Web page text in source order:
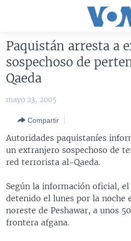
accesibilidad
contenido
Salte
principal
Salte
AMÉRICA DEL NORTE
EEUU
ELECCIONES EEUU 2024
VOA VERIFICA INMIGRACIÓN
VOA VERIFICA AMÉRICA LATINA
ARGENTINA
BOLIVIA
COLOMBIA
PERÚ
ECUADOR
CHINA EN AMÉRICA LATINA
CENTROAMÉRICA
COSTA RICA
GUATEMALA
HONDURAS
OTRAS SECCIONES
LIBERTAD DE PRENSA
MUNDO
LIBERTAD DE PRENSA
UCRANIA
Paquistán arresta a
sospechoso de
Qaeda
mayo 23, 2005
Compartir
Autoridades paquistaníes
un extranjero sospechoso de
red terrorista al-Qaeda.
Según la información oficial, el
detenido el lunes por la noche
noreste de Peshawar, a unos
frontera afgana.